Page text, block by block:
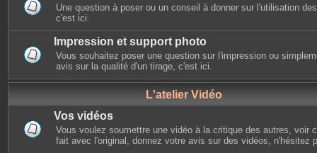
Une question à poser ou un conseil à donner sur l'utilisation
c'est ici.
Impression et support photo
Vous souhaitez poser une question sur l'impression ou
avis sur la qualité d'un tirage, c'est ici.
L'atelier Vidéo
Vos vidéos
Vous voulez soumettre une vidéo à la critique des autres, voir
fait avec l'original, donnez votre avis sur des vidéos, n'hésitez